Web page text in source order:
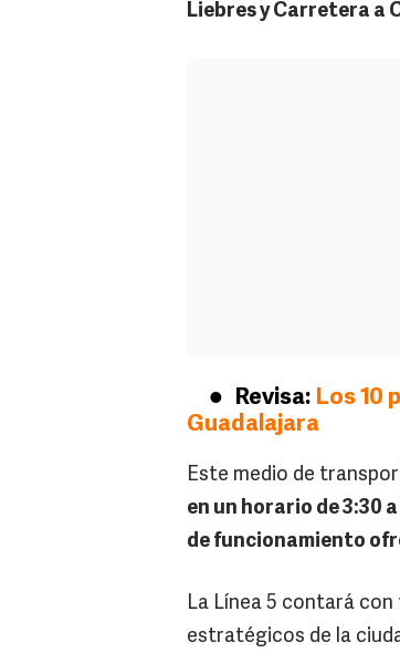
Liebres y Carretera a
Revisa: Los 10
Guadalajara
Este medio de
en un horario de 3:30
de funcionamiento
La Línea 5 contará
estratégicos de la